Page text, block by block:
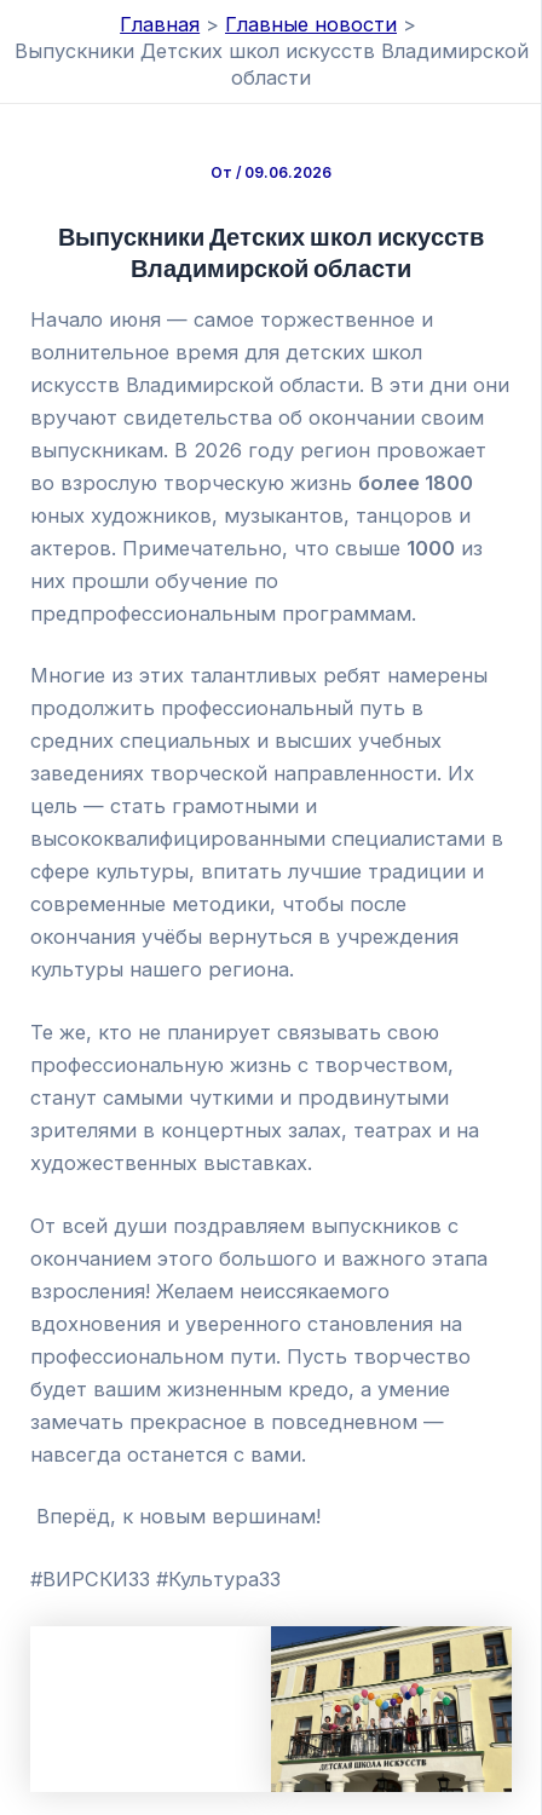
Главная
Главные новости
Выпускники Детских школ искусств Владимирской
области
От / 09.06.2026
Выпускники Детских школ искусств
Владимирской области
Начало июня — самое торжественное и
волнительное время для детских школ
искусств Владимирской области. В эти дни они
вручают свидетельства об окончании своим
выпускникам. В 2026 году регион провожает
во взрослую творческую жизнь более 1800
юных художников, музыкантов, танцоров и
актеров. Примечательно, что свыше 1000 из
них прошли обучение по
предпрофессиональным программам.
Многие из этих талантливых ребят намерены
продолжить профессиональный путь в
средних специальных и высших учебных
заведениях творческой направленности. Их
цель — стать грамотными и
высококвалифицированными специалистами в
сфере культуры, впитать лучшие традиции и
современные методики, чтобы после
окончания учёбы вернуться в учреждения
культуры нашего региона.
Те же, кто не планирует связывать свою
профессиональную жизнь с творчеством,
станут самыми чуткими и продвинутыми
зрителями в концертных залах, театрах и на
художественных выставках.
От всей души поздравляем выпускников с
окончанием этого большого и важного этапа
взросления! Желаем неиссякаемого
вдохновения и уверенного становления на
профессиональном пути. Пусть творчество
будет вашим жизненным кредо, а умение
замечать прекрасное в повседневном —
навсегда останется с вами.
Вперёд, к новым вершинам!
#ВИРСКИ33 #Культура33